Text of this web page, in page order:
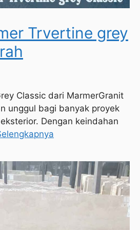
Trvertine grey
Classic dari MarmerGranit
unggul bagi banyak proyek
Dengan keindahan